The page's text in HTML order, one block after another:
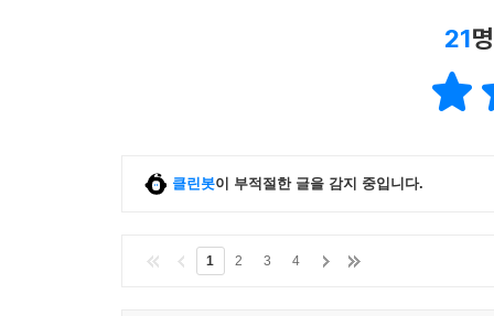
21
클린봇이 부적절한 글을 감지 중입니다.
1 2 3 4